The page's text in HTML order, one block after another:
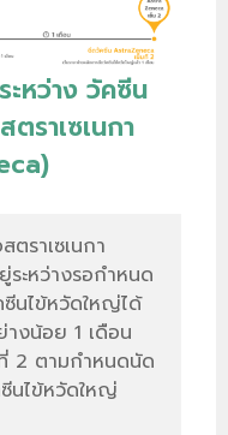
หว่าง วัคซีน
ราเซเนกา
ราเซเนกา
ระหว่างรอกำหนด
นไข้หวัดใหญ่ได้
างน้อย 1 เดือน
2 ตามกำหนดนัด
นไข้หวัดใหญ่